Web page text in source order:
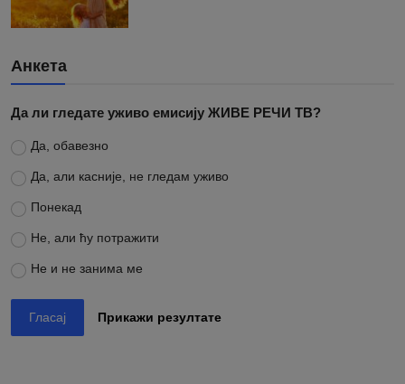
Анкета
Да ли гледате уживо емисију ЖИВЕ РЕЧИ ТВ?
Да, обавезно
Да, али касније, не гледам уживо
Понекад
Не, али ћу потражити
Не и не занима ме
Гласај Прикажи резултате